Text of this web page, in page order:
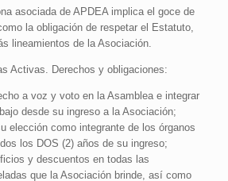
asociada de APDEA implica el goce de
la obligación de respetar el Estatuto,
lineamientos de la Asociación.
Activas. Derechos y obligaciones:
a voz y voto en la Asamblea e integrar
desde su ingreso a la Asociación;
elección como integrante de los órganos
los DOS (2) años de su ingreso;
y descuentos en todas las
que la Asociación brinde, así como